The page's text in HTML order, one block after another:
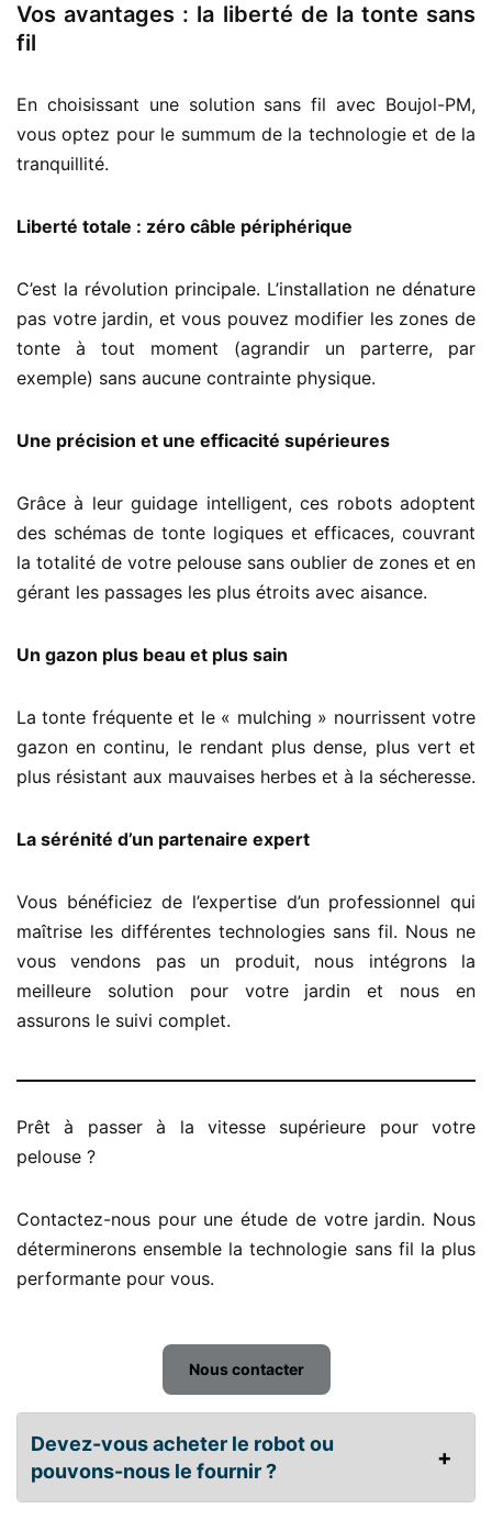
Vos avantages : la liberté de la tonte sans
fil
En choisissant une solution sans fil avec Boujol-PM,
vous optez pour le summum de la technologie et de la
tranquillité.
Liberté totale : zéro câble périphérique
C’est la révolution principale. L’installation ne dénature
pas votre jardin, et vous pouvez modifier les zones de
tonte à tout moment (agrandir un parterre, par
exemple) sans aucune contrainte physique.
Une précision et une efficacité supérieures
Grâce à leur guidage intelligent, ces robots adoptent
des schémas de tonte logiques et efficaces, couvrant
la totalité de votre pelouse sans oublier de zones et en
gérant les passages les plus étroits avec aisance.
Un gazon plus beau et plus sain
La tonte fréquente et le « mulching » nourrissent votre
gazon en continu, le rendant plus dense, plus vert et
plus résistant aux mauvaises herbes et à la sécheresse.
La sérénité d’un partenaire expert
Vous bénéficiez de l’expertise d’un professionnel qui
maîtrise les différentes technologies sans fil. Nous ne
vous vendons pas un produit, nous intégrons la
meilleure solution pour votre jardin et nous en
assurons le suivi complet.
Prêt à passer à la vitesse supérieure pour votre
pelouse ?
Contactez-nous pour une étude de votre jardin. Nous
déterminerons ensemble la technologie sans fil la plus
performante pour vous.
Nous contacter
Devez-vous acheter le robot ou
pouvons-nous le fournir ?